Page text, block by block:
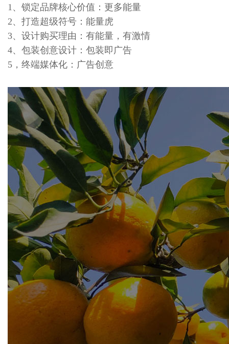
1、锁定品牌核心价值：更多能量
2、打造超级符号：能量虎
3、设计购买理由：有能量，有激情
4、包装创意设计：包装即广告
5，终端媒体化：广告创意